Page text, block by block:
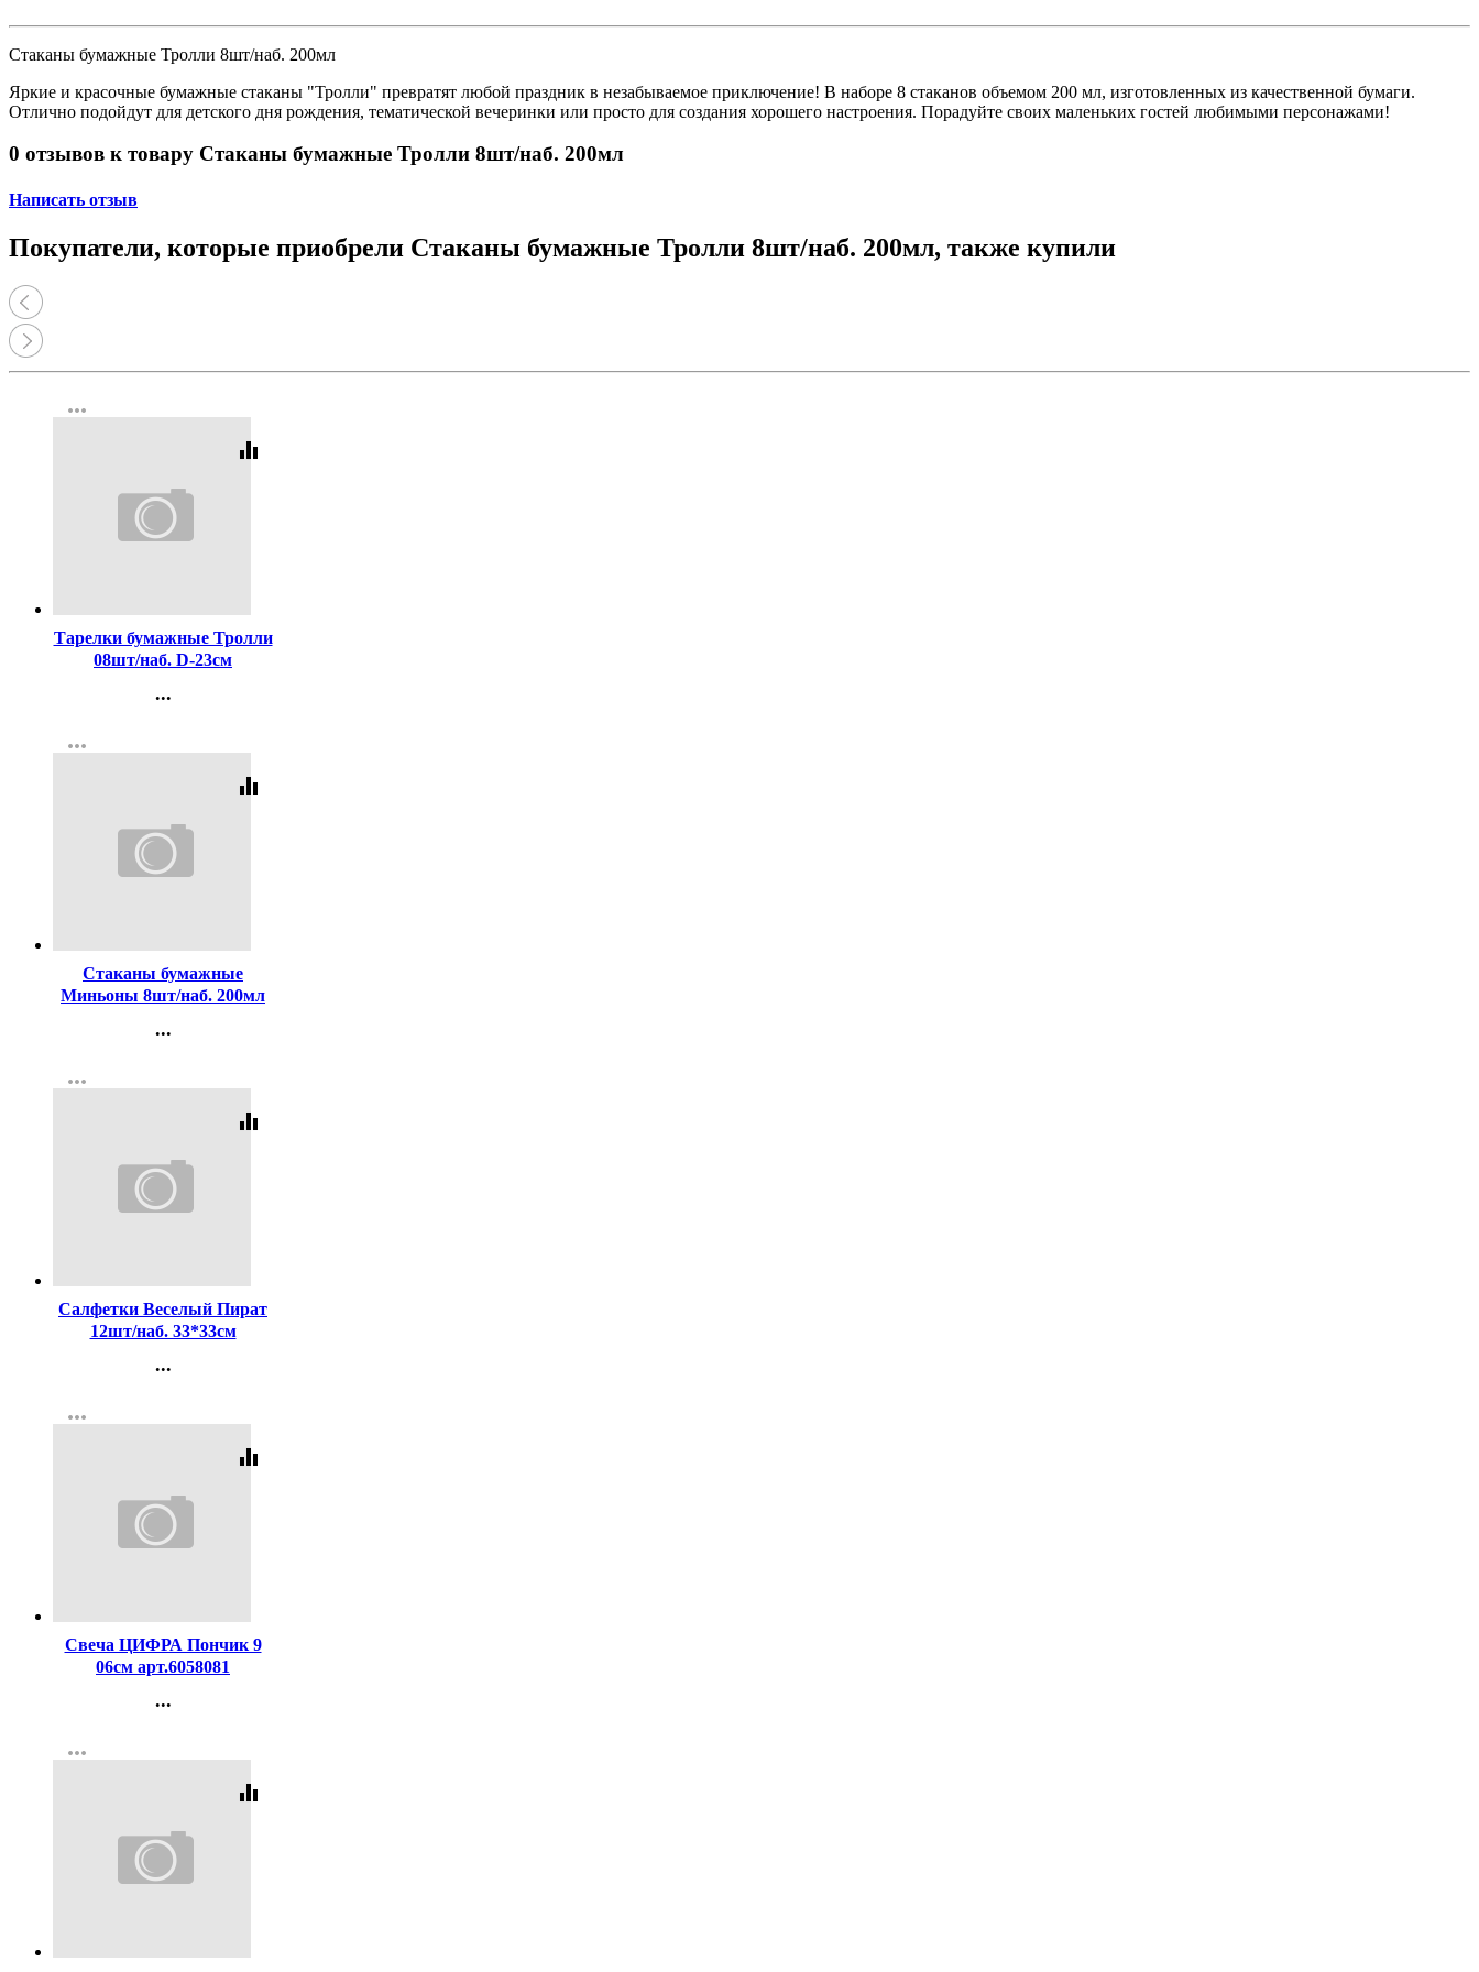
Оборудование банковское
Шредеры
Стаканы бумажные Тролли 8шт/наб. 200мл
Яркие и красочные бумажные стаканы "Тролли" превратят любой праздник в незабываемое приключение! В наборе 8 стаканов объемом 200 мл, изготовленных из качественной бумаги.
Отлично подойдут для детского дня рождения, тематической вечеринки или просто для создания хорошего настроения. Порадуйте своих маленьких гостей любимыми персонажами!
0 отзывов к товару Стаканы бумажные Тролли 8шт/наб. 200мл
Написать отзыв
Покупатели, которые приобрели Стаканы бумажные Тролли 8шт/наб. 200мл, также купили
more_horiz
equalizer
Тарелки бумажные Тролли
08шт/наб. D-23см
...
Регистрация
more_horiz
equalizer
Стаканы бумажные
Миньоны 8шт/наб. 200мл
...
Регистрация
more_horiz
equalizer
Салфетки Веселый Пират
12шт/наб. 33*33см
...
Регистрация
more_horiz
equalizer
Свеча ЦИФРА Пончик 9
06см арт.6058081
...
Регистрация
more_horiz
equalizer